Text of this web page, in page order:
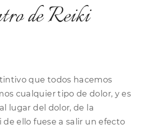
de Reiki
que todos hacemos
cualquier tipo de dolor, y es
al lugar del dolor, de la
de ello fuese a salir un efecto